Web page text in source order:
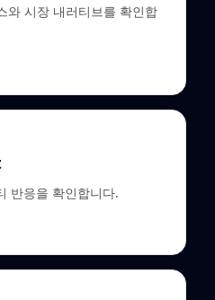
와 시장 내러티브를 확인합
반응을 확인합니다.